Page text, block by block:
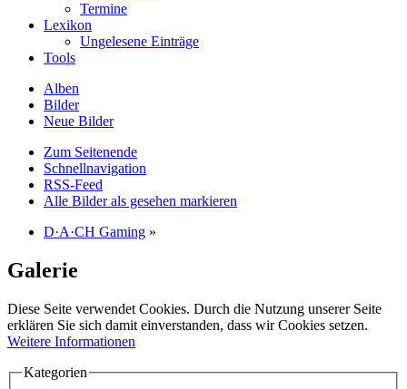
Termine
Lexikon
Ungelesene Einträge
Tools
Alben
Bilder
Neue Bilder
Zum Seitenende
Schnellnavigation
RSS-Feed
Alle Bilder als gesehen markieren
D·A·CH Gaming »
Galerie
Diese Seite verwendet Cookies. Durch die Nutzung unserer Seite
erklären Sie sich damit einverstanden, dass wir Cookies setzen.
Weitere Informationen
Kategorien